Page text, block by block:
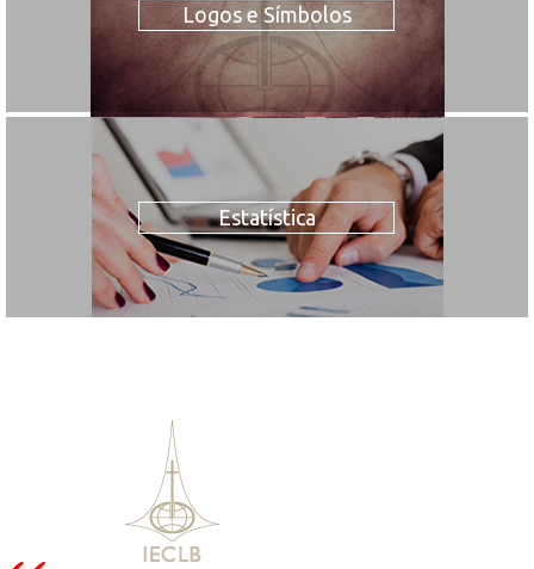
Logos e Símbolos
Estatística